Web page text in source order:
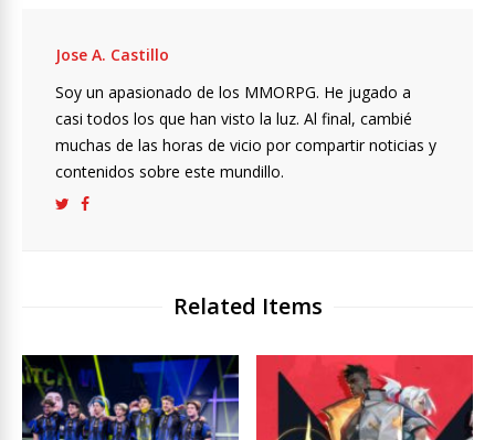
Jose A. Castillo
Soy un apasionado de los MMORPG. He jugado a
casi todos los que han visto la luz. Al final, cambié
muchas de las horas de vicio por compartir noticias y
contenidos sobre este mundillo.
Related Items